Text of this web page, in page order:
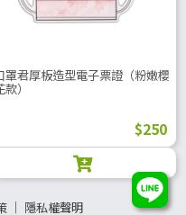
罩君厚板造型電子票證（粉嫩櫻
）
$250
│ 隱私權聲明